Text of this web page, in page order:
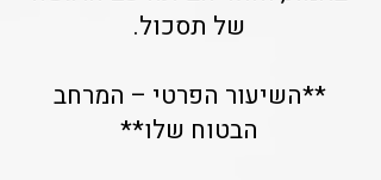
של תסכול.
**השיעור הפרטי – המרחב
הבטוח שלו**